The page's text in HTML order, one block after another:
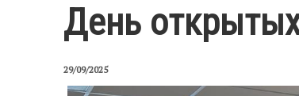
День
29/09/2025